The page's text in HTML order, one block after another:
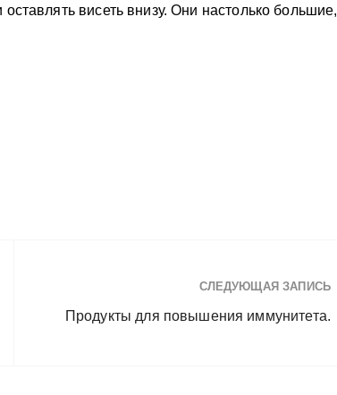
висеть внизу. Они настолько большие,
СЛЕДУЮЩАЯ ЗАПИСЬ
Продукты для повышения иммунитета.